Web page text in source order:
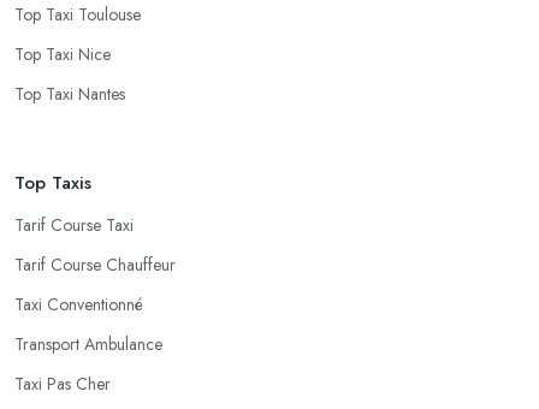
Top Taxi Toulouse
Top Taxi Nice
Top Taxi Nantes
Top Taxis
Tarif Course Taxi
Tarif Course Chauffeur
Taxi Conventionné
Transport Ambulance
Taxi Pas Cher